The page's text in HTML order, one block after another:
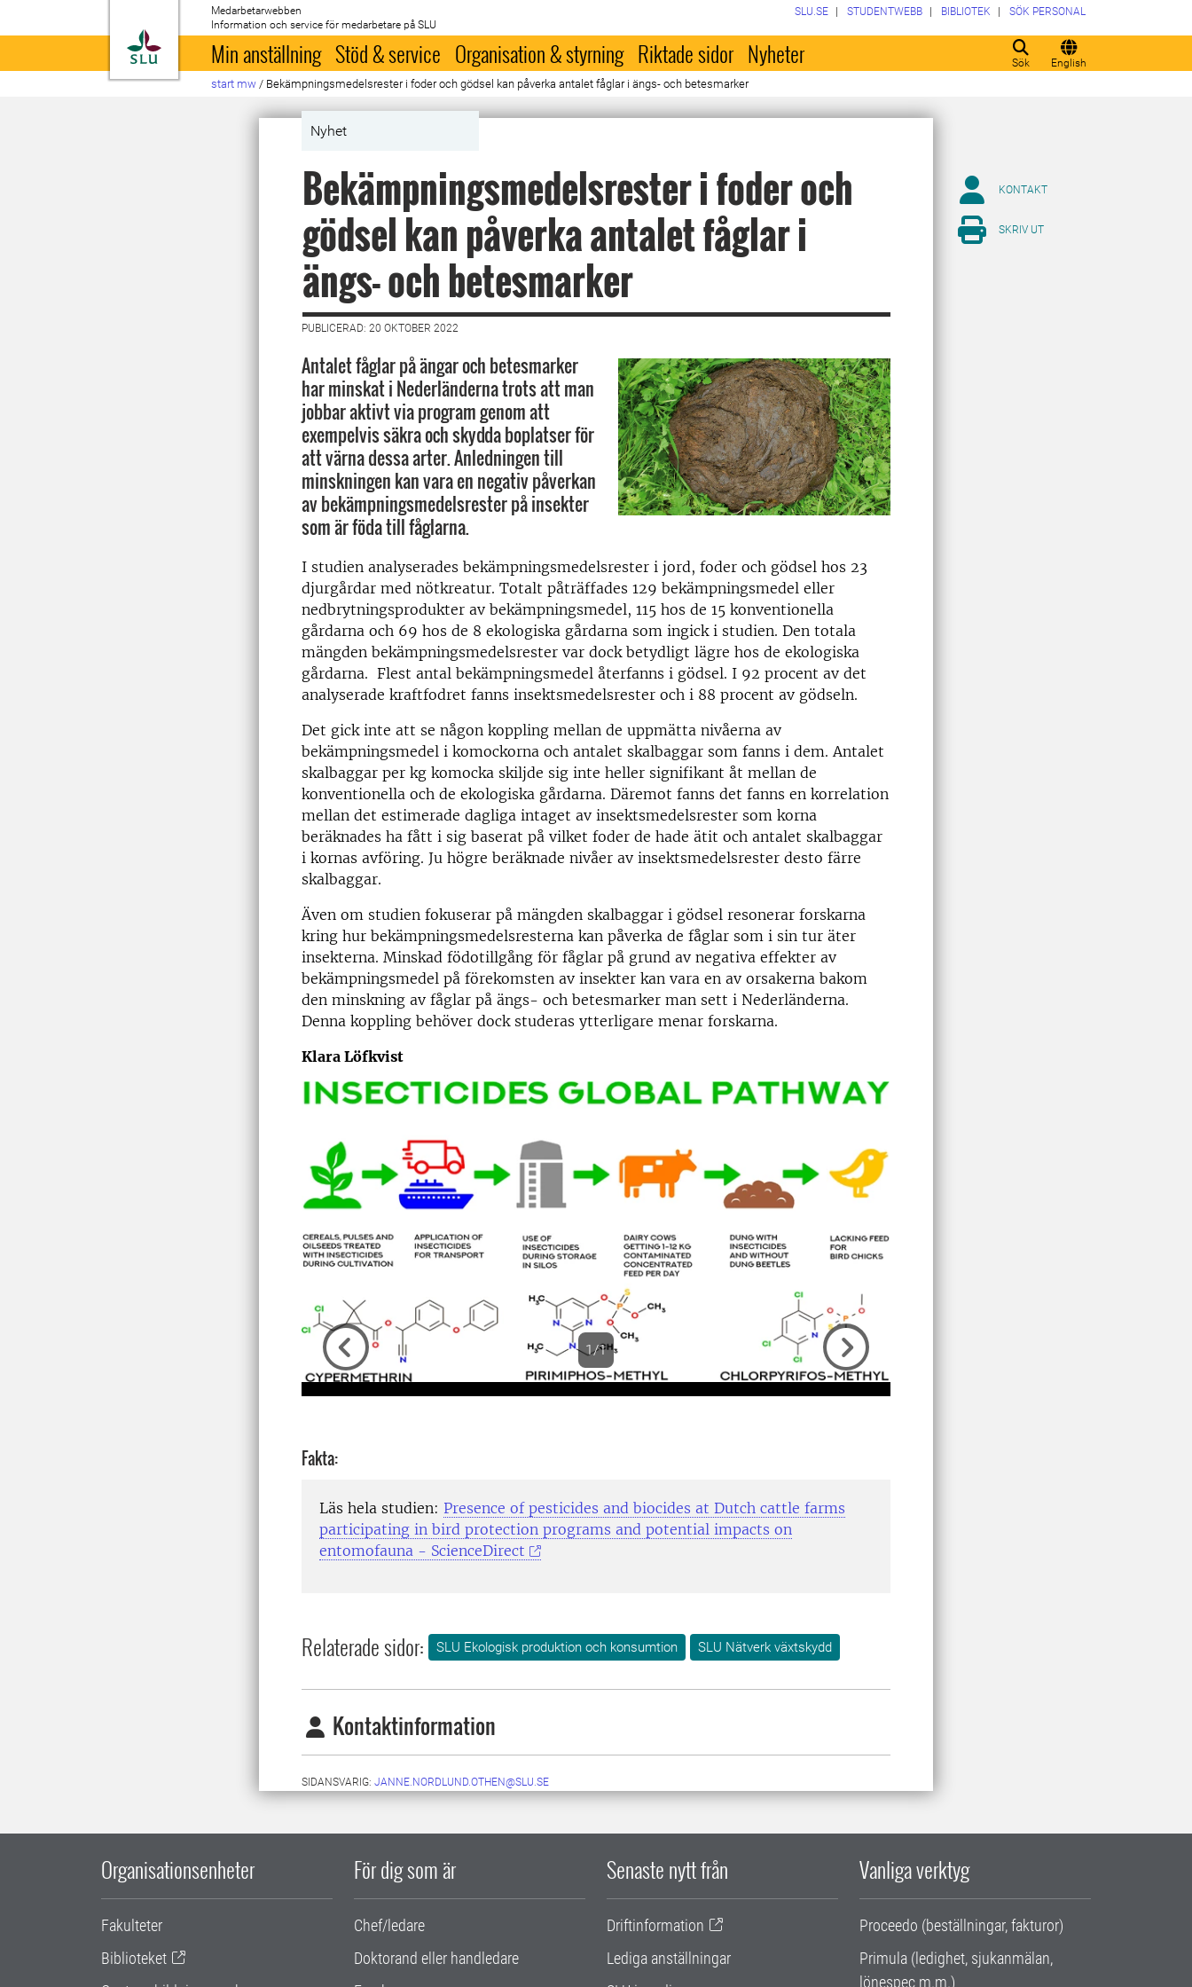
Till startsida
Medarbetarwebben
Information och service för medarbetare på SLU
Sök English
SLU.SE STUDENTWEBB BIBLIOTEK SÖK PERSONAL
Min anställning Stöd & service Organisation & styrning Riktade sidor Nyheter
start mw / Bekämpningsmedelsrester i foder och gödsel kan påverka antalet fåglar i ängs- och betesmarker
Nyhet
Bekämpningsmedelsrester i foder och
gödsel kan påverka antalet fåglar i
ängs- och betesmarker
PUBLICERAD: 20 OKTOBER 2022
Antalet fåglar på ängar och betesmarker
har minskat i Nederländerna trots att man
jobbar aktivt via program genom att
exempelvis säkra och skydda boplatser för
att värna dessa arter. Anledningen till
minskningen kan vara en negativ påverkan
av bekämpningsmedelsrester på insekter
som är föda till fåglarna.
I studien analyserades bekämpningsmedelsrester i jord, foder och gödsel hos 23
djurgårdar med nötkreatur. Totalt påträffades 129 bekämpningsmedel eller
nedbrytningsprodukter av bekämpningsmedel, 115 hos de 15 konventionella
gårdarna och 69 hos de 8 ekologiska gårdarna som ingick i studien. Den totala
mängden bekämpningsmedelsrester var dock betydligt lägre hos de ekologiska
gårdarna. Flest antal bekämpningsmedel återfanns i gödsel. I 92 procent av det
analyserade kraftfodret fanns insektsmedelsrester och i 88 procent av gödseln.
Det gick inte att se någon koppling mellan de uppmätta nivåerna av
bekämpningsmedel i komockorna och antalet skalbaggar som fanns i dem. Antalet
skalbaggar per kg komocka skiljde sig inte heller signifikant åt mellan de
konventionella och de ekologiska gårdarna. Däremot fanns det fanns en korrelation
mellan det estimerade dagliga intaget av insektsmedelsrester som korna
beräknades ha fått i sig baserat på vilket foder de hade ätit och antalet skalbaggar
i kornas avföring. Ju högre beräknade nivåer av insektsmedelsrester desto färre
skalbaggar.
Även om studien fokuserar på mängden skalbaggar i gödsel resonerar forskarna
kring hur bekämpningsmedelsresterna kan påverka de fåglar som i sin tur äter
insekterna. Minskad födotillgång för fåglar på grund av negativa effekter av
bekämpningsmedel på förekomsten av insekter kan vara en av orsakerna bakom
den minskning av fåglar på ängs- och betesmarker man sett i Nederländerna.
Denna koppling behöver dock studeras ytterligare menar forskarna.
Klara Löfkvist
1/1
Fakta:
Läs hela studien: Presence of pesticides and biocides at Dutch cattle farms
participating in bird protection programs and potential impacts on
entomofauna - ScienceDirect
Relaterade sidor: SLU Ekologisk produktion och konsumtion SLU Nätverk växtskydd
Kontaktinformation
SIDANSVARIG: JANNE.NORDLUND.OTHEN@SLU.SE
KONTAKT
SKRIV UT
Organisationsenheter
Fakulteter
Biblioteket
För dig som är
Chef/ledare
Doktorand eller handledare
Senaste nytt från
Driftinformation
Lediga anställningar
Vanliga verktyg
Proceedo (beställningar, fakturor)
Primula (ledighet, sjukanmälan,
lönespec m.m.)